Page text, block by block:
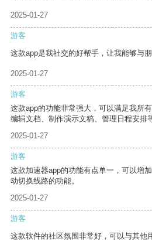
2025-01-27
游客
这款app是我社交的好帮手，让我能够与
2025-01-27
游客
这款app的功能非常强大，可以满足我所
编辑文档、制作演示文稿、管理日程安排
2025-01-27
游客
这款加速器app的功能有点单一，可以增
动切换线路的功能。
2025-01-27
游客
这款软件的社区氛围非常好，可以与其他